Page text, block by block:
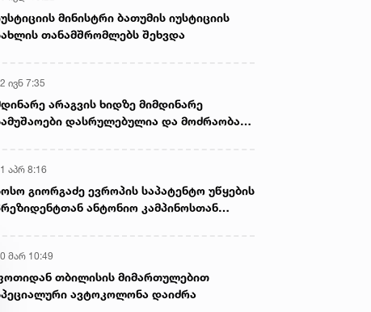
მინისტრი ბათუმის იუსტიციის
თანამშრომლებს შეხვდა
ივნ 7:35
არაგვის ხიდზე მიმდინარე
დასრულებულია და მოძრაობა
აპრ 8:16
გიორგაძე ევროპის საპატენტო უწყების
ანტონიო კამპინოსთან
მარ 10:49
თბილისის მიმართულებით
ავტოკოლონა დაიძრა